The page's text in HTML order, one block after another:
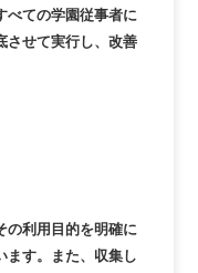
べての学園従事者に
させて実行し、改善
の利用目的を明確に
ます。また、収集し